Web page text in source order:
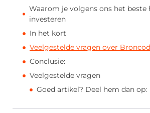
Waarom je volgens ons het beste
investeren
In het kort
Veelgestelde vragen over
Conclusie:
Veelgestelde vragen
Goed artikel? Deel hem dan op: